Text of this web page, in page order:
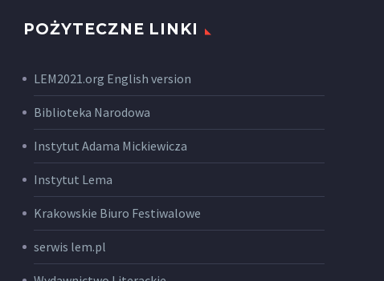
POŻYTECZNE LINKI
LEM2021.org English version
Biblioteka Narodowa
Instytut Adama Mickiewicza
Instytut Lema
Krakowskie Biuro Festiwalowe
serwis lem.pl